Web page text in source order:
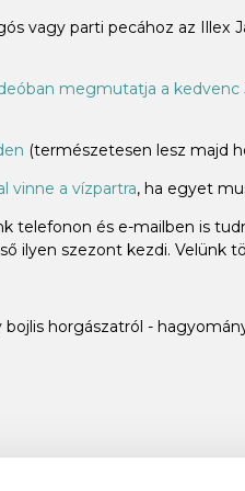
vagy parti pecához az Illex
megmutatja a kedvenc
(természetesen lesz majd
vinne a vízpartra, ha egyet
telefonon és e-mailben is
ilyen szezont kezdi. Velünk
horgászatról -